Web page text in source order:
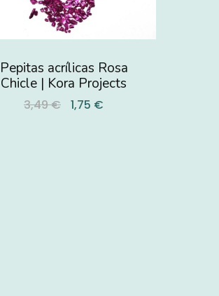
Pepitas acrílicas Rosa
Chicle | Kora Projects
3,49 € 1,75 €